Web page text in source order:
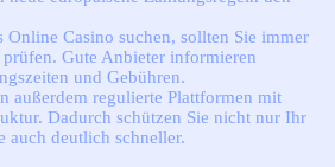
Online Casino suchen, sollten Sie immer
Gute Anbieter informieren
und Gebühren.
außerdem regulierte Plattformen mit
Dadurch schützen Sie nicht nur Ihr
auch deutlich schneller.